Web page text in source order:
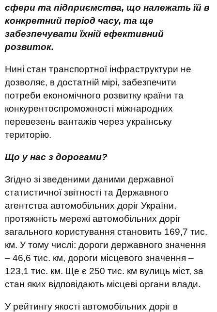
сфери та підприємства, що належать їй в
конкретний період часу, та ще
забезпечувати їхній ефективний
розвиток.
Нині стан транспортної інфраструктури не
дозволяє, в достатній мірі, забезпечити
потреби економічного розвитку країни та
конкурентоспроможності міжнародних
перевезень вантажів через українську
територію.
Що у нас з дорогами?
Згідно зі зведеними даними державної
статистичної звітності та Державного
агентства автомобільних доріг України,
протяжність мережі автомобільних доріг
загального користування становить 169,7 тис.
км. У тому числі: дороги державного значення
– 46,6 тис. км, дороги місцевого значення –
123,1 тис. км. Ще є 250 тис. км вулиць міст, за
стан яких відповідають місцеві органи влади.
У рейтингу якості автомобільних доріг в